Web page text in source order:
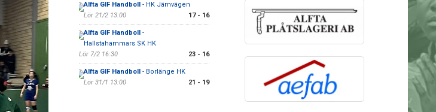
Alfta GIF Handboll- HK Järnvägen
Lör 21/2 13:00
17 - 16
Alfta GIF Handboll-
Hallstahammars SK HK
Lör 7/2 16:30
23 - 16
Alfta GIF Handboll- Borlänge HK
Lör 31/1 13:00
21 - 19